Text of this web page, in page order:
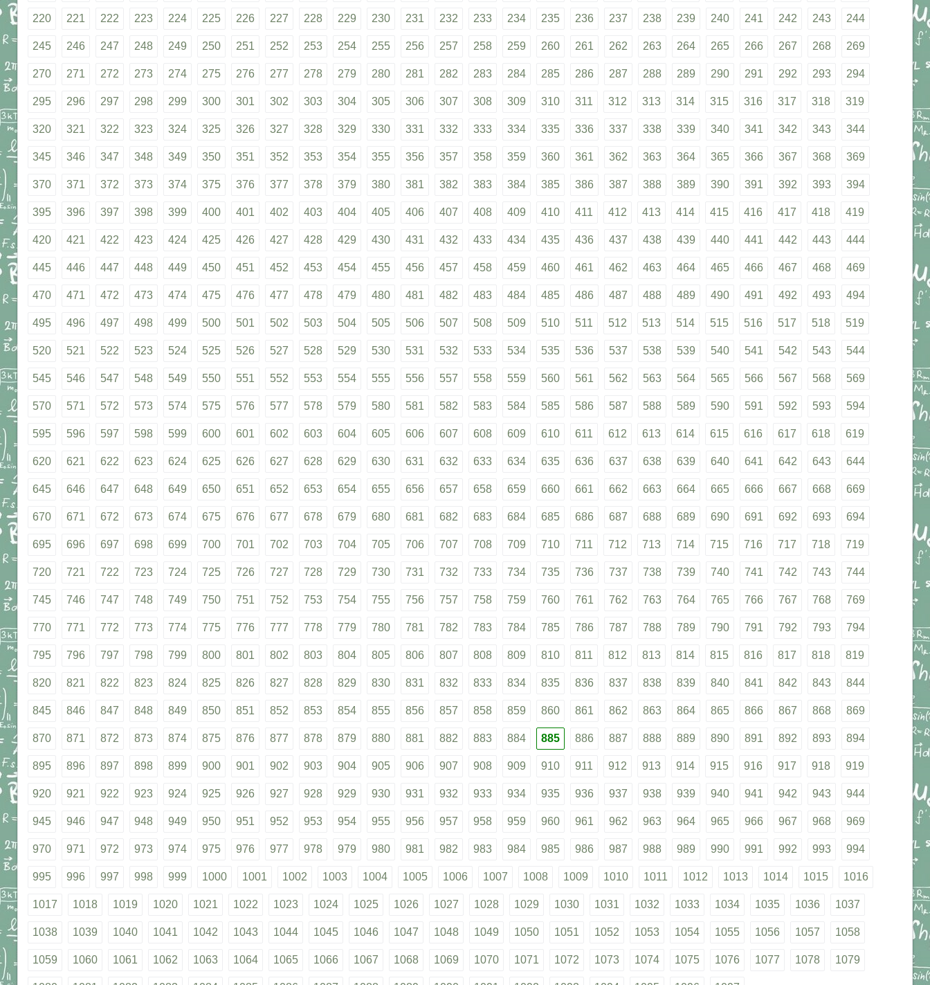
220 221 222 223 224 225 226 227 228 229 230 231 232 233 234 235 236 237 238 239 240 241 242 243 244
245 246 247 248 249 250 251 252 253 254 255 256 257 258 259 260 261 262 263 264 265 266 267 268 269
270 271 272 273 274 275 276 277 278 279 280 281 282 283 284 285 286 287 288 289 290 291 292 293 294
295 296 297 298 299 300 301 302 303 304 305 306 307 308 309 310 311 312 313 314 315 316 317 318 319
320 321 322 323 324 325 326 327 328 329 330 331 332 333 334 335 336 337 338 339 340 341 342 343 344
345 346 347 348 349 350 351 352 353 354 355 356 357 358 359 360 361 362 363 364 365 366 367 368 369
370 371 372 373 374 375 376 377 378 379 380 381 382 383 384 385 386 387 388 389 390 391 392 393 394
395 396 397 398 399 400 401 402 403 404 405 406 407 408 409 410 411 412 413 414 415 416 417 418 419
420 421 422 423 424 425 426 427 428 429 430 431 432 433 434 435 436 437 438 439 440 441 442 443 444
445 446 447 448 449 450 451 452 453 454 455 456 457 458 459 460 461 462 463 464 465 466 467 468 469
470 471 472 473 474 475 476 477 478 479 480 481 482 483 484 485 486 487 488 489 490 491 492 493 494
495 496 497 498 499 500 501 502 503 504 505 506 507 508 509 510 511 512 513 514 515 516 517 518 519
520 521 522 523 524 525 526 527 528 529 530 531 532 533 534 535 536 537 538 539 540 541 542 543 544
545 546 547 548 549 550 551 552 553 554 555 556 557 558 559 560 561 562 563 564 565 566 567 568 569
570 571 572 573 574 575 576 577 578 579 580 581 582 583 584 585 586 587 588 589 590 591 592 593 594
595 596 597 598 599 600 601 602 603 604 605 606 607 608 609 610 611 612 613 614 615 616 617 618 619
620 621 622 623 624 625 626 627 628 629 630 631 632 633 634 635 636 637 638 639 640 641 642 643 644
645 646 647 648 649 650 651 652 653 654 655 656 657 658 659 660 661 662 663 664 665 666 667 668 669
670 671 672 673 674 675 676 677 678 679 680 681 682 683 684 685 686 687 688 689 690 691 692 693 694
695 696 697 698 699 700 701 702 703 704 705 706 707 708 709 710 711 712 713 714 715 716 717 718 719
720 721 722 723 724 725 726 727 728 729 730 731 732 733 734 735 736 737 738 739 740 741 742 743 744
745 746 747 748 749 750 751 752 753 754 755 756 757 758 759 760 761 762 763 764 765 766 767 768 769
770 771 772 773 774 775 776 777 778 779 780 781 782 783 784 785 786 787 788 789 790 791 792 793 794
795 796 797 798 799 800 801 802 803 804 805 806 807 808 809 810 811 812 813 814 815 816 817 818 819
820 821 822 823 824 825 826 827 828 829 830 831 832 833 834 835 836 837 838 839 840 841 842 843 844
845 846 847 848 849 850 851 852 853 854 855 856 857 858 859 860 861 862 863 864 865 866 867 868 869
870 871 872 873 874 875 876 877 878 879 880 881 882 883 884 885 886 887 888 889 890 891 892 893 894
895 896 897 898 899 900 901 902 903 904 905 906 907 908 909 910 911 912 913 914 915 916 917 918 919
920 921 922 923 924 925 926 927 928 929 930 931 932 933 934 935 936 937 938 939 940 941 942 943 944
945 946 947 948 949 950 951 952 953 954 955 956 957 958 959 960 961 962 963 964 965 966 967 968 969
970 971 972 973 974 975 976 977 978 979 980 981 982 983 984 985 986 987 988 989 990 991 992 993 994
995 996 997 998 999 1000 1001 1002 1003 1004 1005 1006 1007 1008 1009 1010 1011 1012 1013 1014 1015 1016
1017 1018 1019 1020 1021 1022 1023 1024 1025 1026 1027 1028 1029 1030 1031 1032 1033 1034 1035 1036 1037
1038 1039 1040 1041 1042 1043 1044 1045 1046 1047 1048 1049 1050 1051 1052 1053 1054 1055 1056 1057 1058
1059 1060 1061 1062 1063 1064 1065 1066 1067 1068 1069 1070 1071 1072 1073 1074 1075 1076 1077 1078 1079